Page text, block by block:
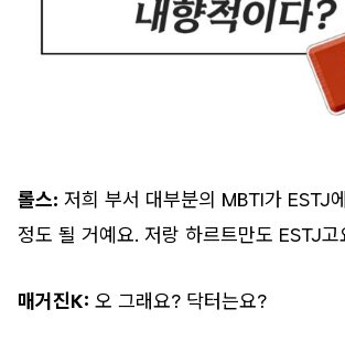
롤스: 저희 부서 대부분의 MBTI가
정도 될 거예요. 저랑 하르트만도 ESTJ고
매거진K: 오 그래요? 닥터는요?